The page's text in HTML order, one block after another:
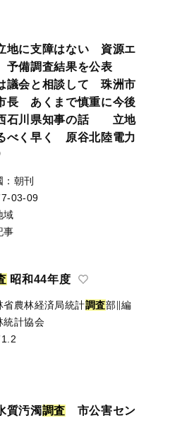
地に支障はない 資源エ
予備調査結果を公表
議会と相談して 珠洲市
長 あくまで慎重に今後
石川県知事の話 立地
べく早く 原谷北陸電力
：朝刊
03-09
域
事
昭和44年度
省農林経済局統計調査部∥編
統計協会
質汚濁調査 市公害セン